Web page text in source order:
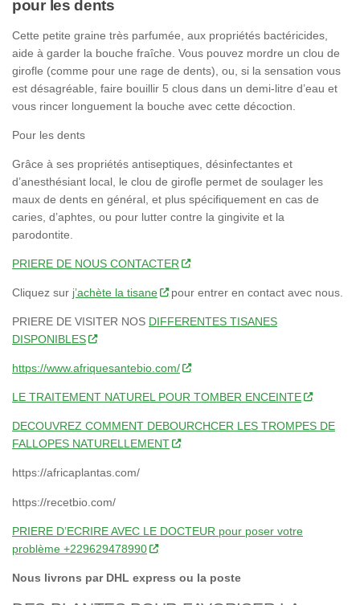
pour les dents
Cette petite graine très parfumée, aux propriétés bactéricides,
aide à garder la bouche fraîche. Vous pouvez mordre un clou de
girofle (comme pour une rage de dents), ou, si la sensation vous
est désagréable, faire bouillir 5 clous dans un demi-litre d’eau et
vous rincer longuement la bouche avec cette décoction.
Pour les dents
Grâce à ses propriétés antiseptiques, désinfectantes et
d’anesthésiant local, le clou de girofle permet de soulager les
maux de dents en général, et plus spécifiquement en cas de
caries, d’aphtes, ou pour lutter contre la gingivite et la
parodontite.
PRIERE DE NOUS CONTACTER
Cliquez sur j’achète la tisane pour entrer en contact avec nous.
PRIERE DE VISITER NOS DIFFERENTES TISANES
DISPONIBLES
https://www.afriquesantebio.com/
LE TRAITEMENT NATUREL POUR TOMBER ENCEINTE
DECOUVREZ COMMENT DEBOURCHCER LES TROMPES DE
FALLOPES NATURELLEMENT
https://africaplantas.com/
https://recetbio.com/
PRIERE D’ECRIRE AVEC LE DOCTEUR pour poser votre
problème +229629478990
Nous livrons par DHL express ou la poste